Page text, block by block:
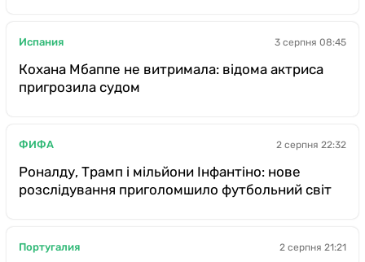
Испания 3 серпня 08:45
Кохана Мбаппе не витримала: відома актриса
пригрозила судом
ФИФА 2 серпня 22:32
Роналду, Трамп і мільйони Інфантіно: нове
розслідування приголомшило футбольний світ
Португалия 2 серпня 21:21